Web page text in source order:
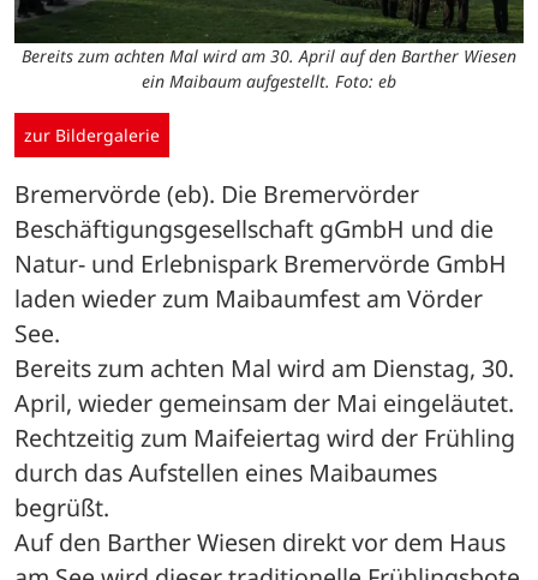
Bereits zum achten Mal wird am 30. April auf den Barther Wiesen
ein Maibaum aufgestellt. Foto: eb
zur Bildergalerie
Bremervörde (eb). Die Bremervörder
Beschäftigungsgesellschaft gGmbH und die
Natur- und Erlebnispark Bremervörde GmbH
laden wieder zum Maibaumfest am Vörder
See.
Bereits zum achten Mal wird am Dienstag, 30.
April, wieder gemeinsam der Mai eingeläutet.
Rechtzeitig zum Maifeiertag wird der Frühling
durch das Aufstellen eines Maibaumes
begrüßt.
Auf den Barther Wiesen direkt vor dem Haus